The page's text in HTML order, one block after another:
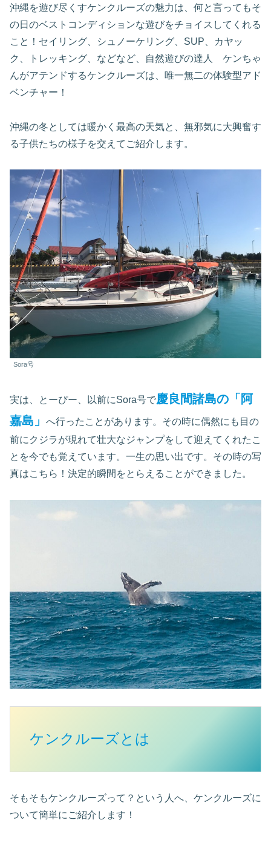
沖縄を遊び尽くすケンクルーズの魅力は、何と言ってもそ
の日のベストコンディションな遊びをチョイスしてくれる
こと！セイリング、シュノーケリング、SUP、カヤッ
ク、トレッキング、などなど、自然遊びの達人 ケンちゃ
んがアテンドするケンクルーズは、唯一無二の体験型アド
ベンチャー！
沖縄の冬としては暖かく最高の天気と、無邪気に大興奮す
る子供たちの様子を交えてご紹介します。
Sora号
実は、とーぴー、以前にSora号で慶良間諸島の「阿
嘉島」
へ行ったことがあります。その時に偶然にも目の
前にクジラが現れて壮大なジャンプをして迎えてくれたこ
とを今でも覚えています。一生の思い出です。その時の写
真はこちら！決定的瞬間をとらえることができました。
ケンクルーズとは
そもそもケンクルーズって？という人へ、ケンクルーズに
ついて簡単にご紹介します！